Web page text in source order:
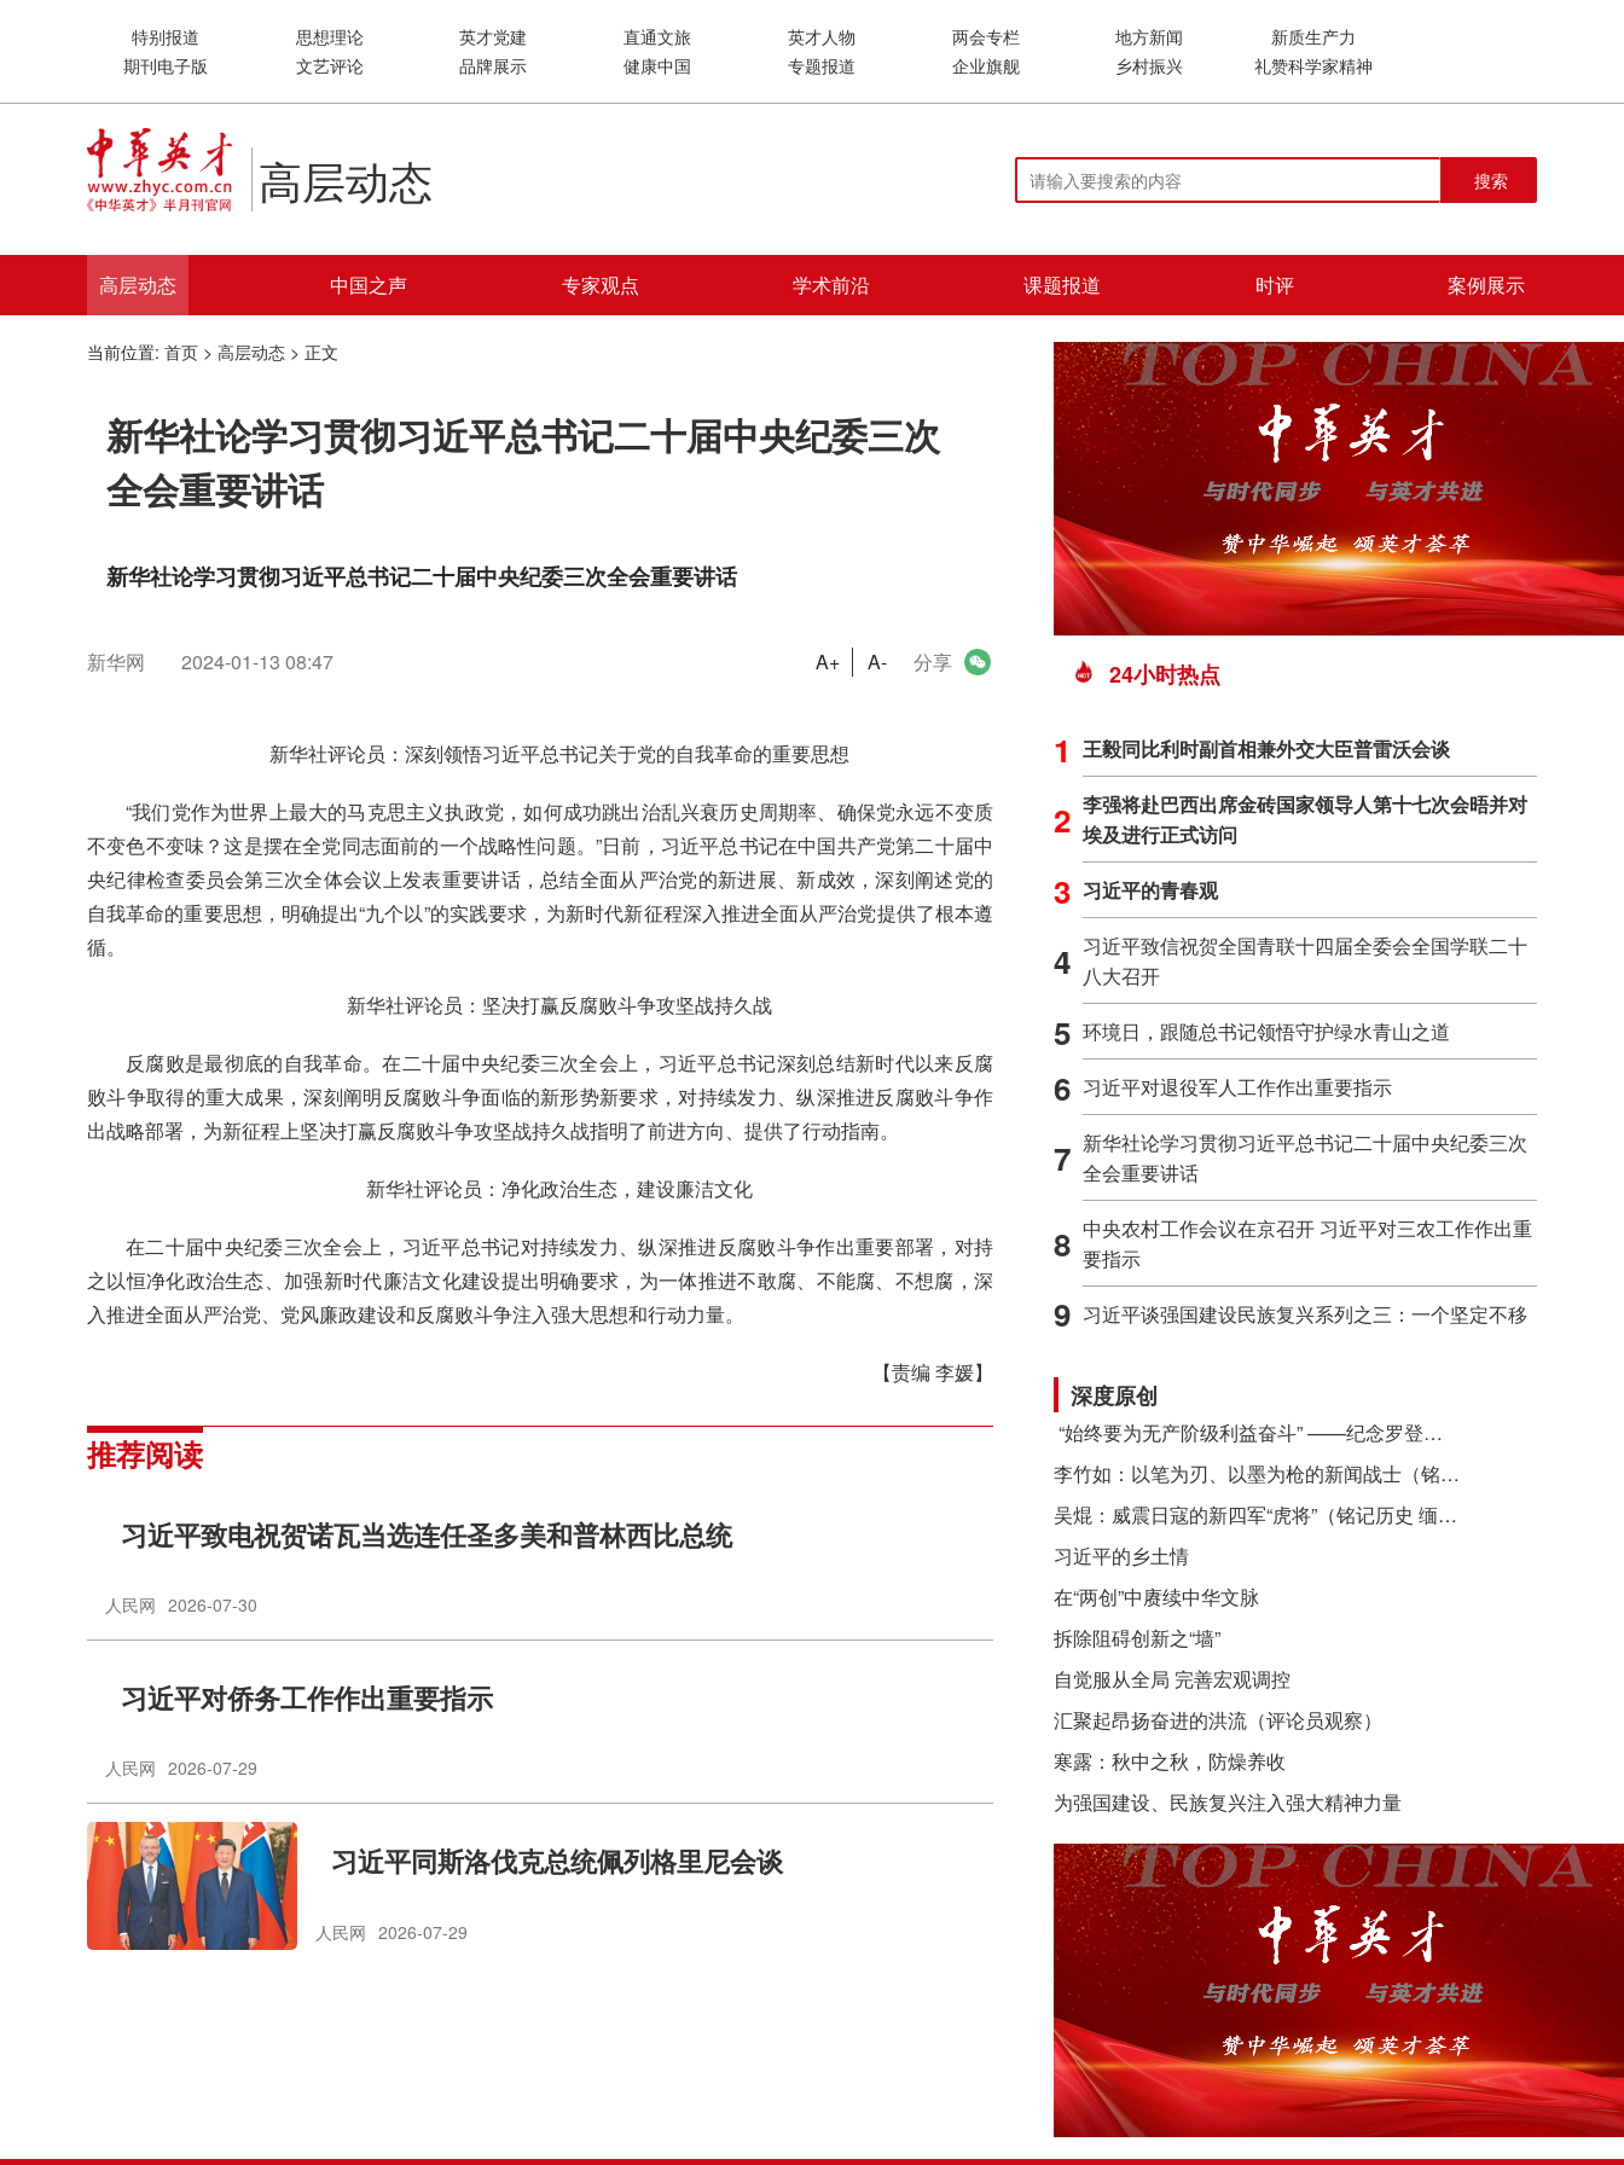
特别报道 思想理论 英才党建 直通文旅 英才人物 两会专栏 地方新闻
新质生产力
期刊电子版
文艺评论 品牌展示 健康中国 专题报道 企业旗舰 乡村振兴 礼赞科学家精神
高层动态 搜索
高层动态 中国之声 专家观点 学术前沿 课题报道 时评 案例展示
当前位置: 首页 > 高层动态 > 正文
新华社论学习贯彻习近平总书记二十届中央纪委三次
全会重要讲话
新华社论学习贯彻习近平总书记二十届中央纪委三次全会重要讲话
新华网 2024-01-13 08:47 A+ A- 分享
新华社评论员：深刻领悟习近平总书记关于党的自我革命的重要思想
“我们党作为世界上最大的马克思主义执政党，如何成功跳出治乱兴衰历史周期率、确保党永远不变质
不变色不变味？这是摆在全党同志面前的一个战略性问题。”日前，习近平总书记在中国共产党第二十届中
央纪律检查委员会第三次全体会议上发表重要讲话，总结全面从严治党的新进展、新成效，深刻阐述党的
自我革命的重要思想，明确提出“九个以”的实践要求，为新时代新征程深入推进全面从严治党提供了根本遵
循。
新华社评论员：坚决打赢反腐败斗争攻坚战持久战
反腐败是最彻底的自我革命。在二十届中央纪委三次全会上，习近平总书记深刻总结新时代以来反腐
败斗争取得的重大成果，深刻阐明反腐败斗争面临的新形势新要求，对持续发力、纵深推进反腐败斗争作
出战略部署，为新征程上坚决打赢反腐败斗争攻坚战持久战指明了前进方向、提供了行动指南。
新华社评论员：净化政治生态，建设廉洁文化
在二十届中央纪委三次全会上，习近平总书记对持续发力、纵深推进反腐败斗争作出重要部署，对持
之以恒净化政治生态、加强新时代廉洁文化建设提出明确要求，为一体推进不敢腐、不能腐、不想腐，深
入推进全面从严治党、党风廉政建设和反腐败斗争注入强大思想和行动力量。
【责编 李媛】
推荐阅读
习近平致电祝贺诺瓦当选连任圣多美和普林西比总统
人民网 2026-07-30
习近平对侨务工作作出重要指示
人民网 2026-07-29
习近平同斯洛伐克总统佩列格里尼会谈
人民网 2026-07-29
24小时热点
1 王毅同比利时副首相兼外交大臣普雷沃会谈
2 李强将赴巴西出席金砖国家领导人第十七次会晤并对
埃及进行正式访问
3 习近平的青春观
4 习近平致信祝贺全国青联十四届全委会全国学联二十
八大召开
5 环境日，跟随总书记领悟守护绿水青山之道
6 习近平对退役军人工作作出重要指示
7 新华社论学习贯彻习近平总书记二十届中央纪委三次
全会重要讲话
8 中央农村工作会议在京召开 习近平对三农工作作出重
要指示
9 习近平谈强国建设民族复兴系列之三：一个坚定不移
深度原创
​ “始终要为无产阶级利益奋斗” ——纪念罗登贤同志诞辰120周年
李竹如：以笔为刃、以墨为枪的新闻战士（铭记历史 缅怀先烈·抗日英雄）
吴焜：威震日寇的新四军“虎将”（铭记历史 缅怀先烈·抗日英雄）
习近平的乡土情
在“两创”中赓续中华文脉
拆除阻碍创新之“墙”
自觉服从全局 完善宏观调控
汇聚起昂扬奋进的洪流（评论员观察）
寒露：秋中之秋，防燥养收
为强国建设、民族复兴注入强大精神力量